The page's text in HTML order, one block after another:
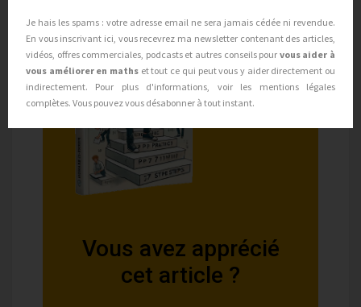
Vous avez apprécié
cet article ?
Je hais les spams : votre adresse email ne sera jamais cédée ni revendue.
En vous inscrivant ici, vous recevrez ma newsletter contenant des articles,
vidéos, offres commerciales, podcasts et autres conseils pour vous aider à
vous améliorer en maths et tout ce qui peut vous y aider directement ou
indirectement. Pour plus d'informations, voir les mentions légales
complètes. Vous pouvez vous désabonner à tout instant.